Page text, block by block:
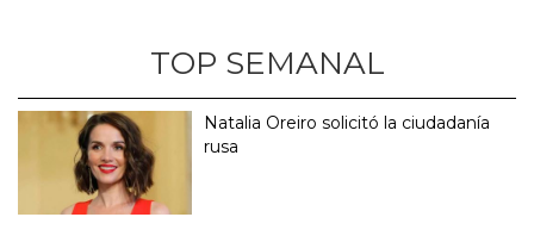
TOP SEMANAL
Natalia Oreiro solicitó la ciudadanía
rusa